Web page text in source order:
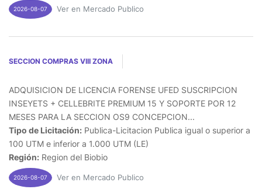
2026-08-07 Ver en Mercado Publico
SECCION COMPRAS VIII ZONA
ADQUISICION DE LICENCIA FORENSE UFED SUSCRIPCION
INSEYETS + CELLEBRITE PREMIUM 15 Y SOPORTE POR 12
MESES PARA LA SECCION OS9 CONCEPCION...
Tipo de Licitación: Publica-Licitacion Publica igual o superior a
100 UTM e inferior a 1.000 UTM (LE)
Región: Region del Biobio
2026-08-07 Ver en Mercado Publico